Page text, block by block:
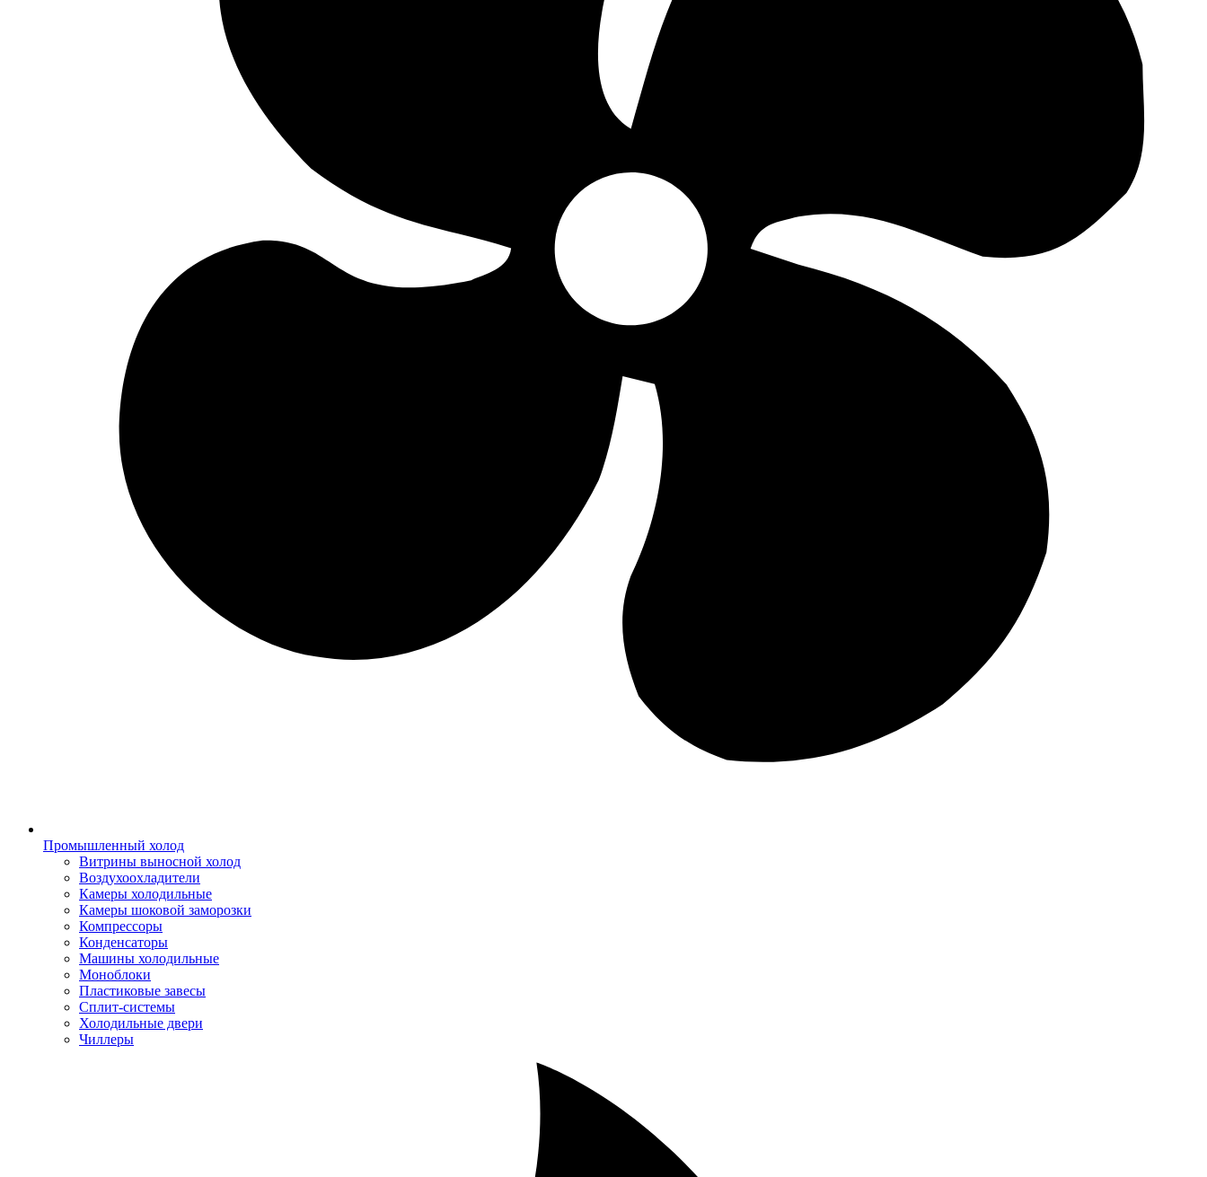
Промышленный холод
Витрины выносной холод
Воздухоохладители
Камеры холодильные
Камеры шоковой заморозки
Компрессоры
Конденсаторы
Машины холодильные
Моноблоки
Пластиковые завесы
Сплит-системы
Холодильные двери
Чиллеры